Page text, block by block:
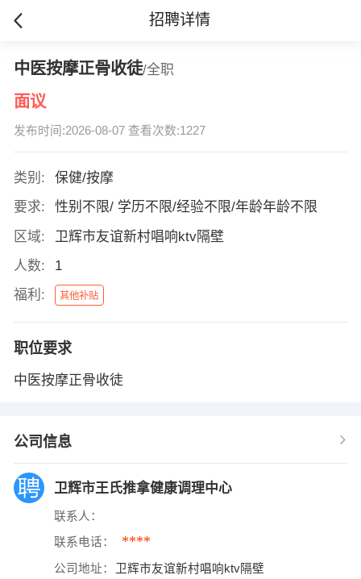
招聘详情
中医按摩正骨收徒/全职
面议
发布时间:2026-08-07 查看次数:1227
类别:
保健/按摩
要求:
性别不限/ 学历不限/经验不限/年龄年龄不限
区域:
卫辉市友谊新村唱响ktv隔壁
人数:
1
福利:
其他补贴
职位要求
中医按摩正骨收徒
公司信息
卫辉市王氏推拿健康调理中心
联系人：
联系电话： ****
公司地址： 卫辉市友谊新村唱响ktv隔壁